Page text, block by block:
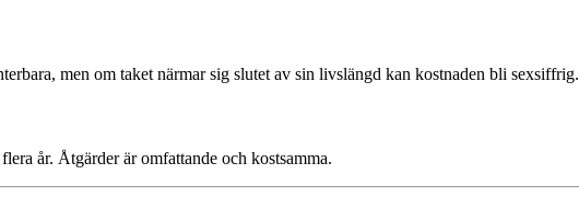
men om taket närmar sig slutet av sin livslängd kan kostnaden bli sexsiffrig.
år. Åtgärder är omfattande och kostsamma.